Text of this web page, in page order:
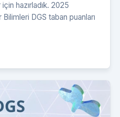
hazırladık. 2025
DGS taban puanları